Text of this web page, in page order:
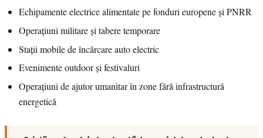
Echipamente electrice alimentate pe fonduri europene și PNRR
Operațiuni militare și tabere temporare
Stații mobile de încărcare auto electric
Evenimente outdoor și festivaluri
Operațiuni de ajutor umanitar în zone fără infrastructură
energetică